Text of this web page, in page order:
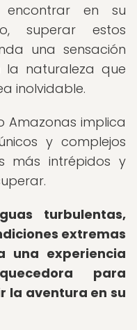
en su
superar estos
una sensación
naturaleza que
inolvidable.
Amazonas implica
y complejos
más intrépidos y
turbulentas,
extremas
una experiencia
para
la aventura en su